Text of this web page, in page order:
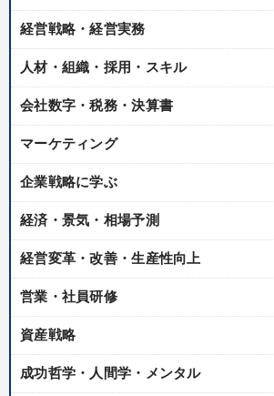
経営戦略・経営実務
人材・組織・採用・スキル
会社数字・税務・決算書
マーケティング
企業戦略に学ぶ
経済・景気・相場予測
経営変革・改善・生産性向上
営業・社員研修
資産戦略
成功哲学・人間学・メンタル